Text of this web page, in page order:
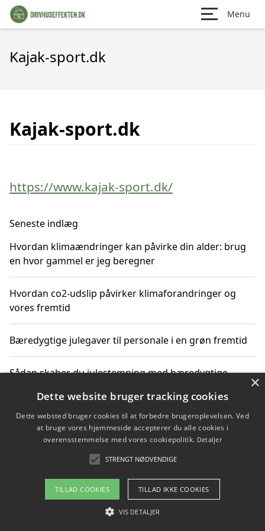
Menu
Kajak-sport.dk
Kajak-sport.dk
https://www.kajak-sport.dk/
Seneste indlæg
Hvordan klimaændringer kan påvirke din alder: brug
en hvor gammel er jeg beregner
Hvordan co2-udslip påvirker klimaforandringer og
vores fremtid
Bæredygtige julegaver til personale i en grøn fremtid
Sådan skaber du julestemning med bæredygtige
Sådan skaber du et bæredygtigt hjem med familien i
Copyright 2026 - Pilanto Aps
Om / kontakt
×
Dette website bruger tracking cookies
Dette websted bruger cookies til at forbedre brugeroplevelsen. Ved
at bruge vores hjemmeside accepterer du alle cookies i
overensstemmelse med vores cookiepolitik. Detaljer
STRENGT NØDVENDIGE
TILLAD COOKIES TILLAD IKKE COOKIES
VIS DETALJER